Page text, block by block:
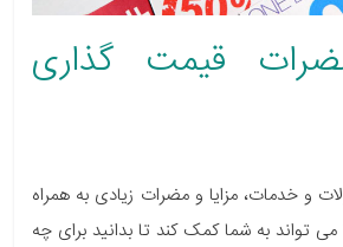
قیمت گذاری
و خدمات، مزایا و مضرات زیادی به همراه
می تواند به شما کمک کند تا بدانید برای چه